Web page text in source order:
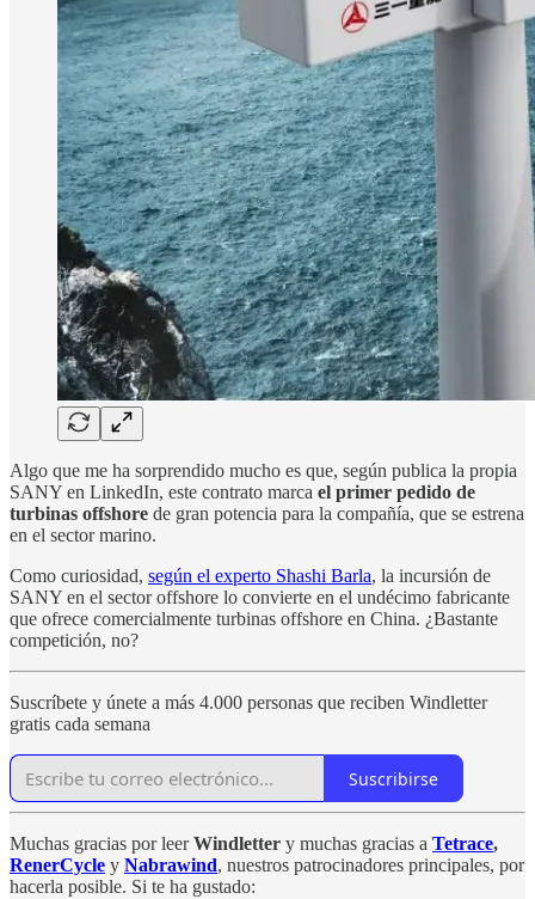
Algo que me ha sorprendido mucho es que, según publica la propia
SANY en LinkedIn, este contrato marca el primer pedido de
turbinas offshore de gran potencia para la compañía, que se estrena
en el sector marino.
Como curiosidad, según el experto Shashi Barla, la incursión de
SANY en el sector offshore lo convierte en el undécimo fabricante
que ofrece comercialmente turbinas offshore en China. ¿Bastante
competición, no?
Suscríbete y únete a más 4.000 personas que reciben Windletter
gratis cada semana
Suscribirse
Muchas gracias por leerWindletter y muchas gracias a Tetrace,
RenerCycle y Nabrawind, nuestros patrocinadores principales, por
hacerla posible. Si te ha gustado: